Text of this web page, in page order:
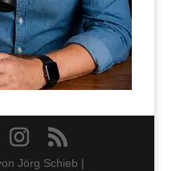
Jörg Schieb |